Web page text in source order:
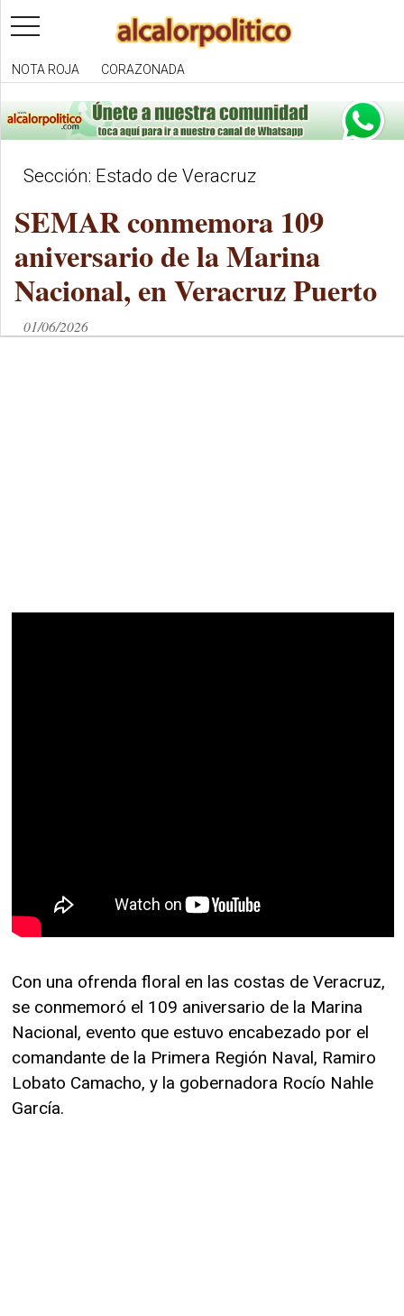
toggle
navigation
NOTA ROJA CORAZONADA
Sección: Estado de Veracruz
SEMAR conmemora 109
aniversario de la Marina
Nacional, en Veracruz Puerto
01/06/2026
Con una ofrenda floral en las costas de Veracruz,
se conmemoró el 109 aniversario de la Marina
Nacional, evento que estuvo encabezado por el
comandante de la Primera Región Naval, Ramiro
Lobato Camacho, y la gobernadora Rocío Nahle
García.